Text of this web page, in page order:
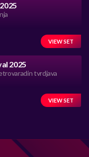
VIEW SET
2025
tvrdjava
VIEW SET